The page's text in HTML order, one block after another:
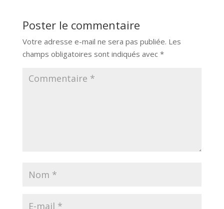
Poster le commentaire
Votre adresse e-mail ne sera pas publiée. Les
champs obligatoires sont indiqués avec *